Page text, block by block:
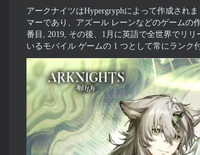
アークナイツはHypergryphによって作成され
マーであり、アズール レーンなどのゲームの
番目, 2019, その後、1月に英語で全世界でリ
いるモバイル ゲームの 1 つとして常にランク